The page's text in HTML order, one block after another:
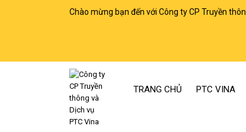
Chào mừng bạn đến với Công ty CP Truyền
TRANG CHỦ PTC VINA